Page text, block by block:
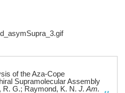
of the Aza-Cope
Supramolecular Assembly
R. G.; Raymond, K. N. J. Am.